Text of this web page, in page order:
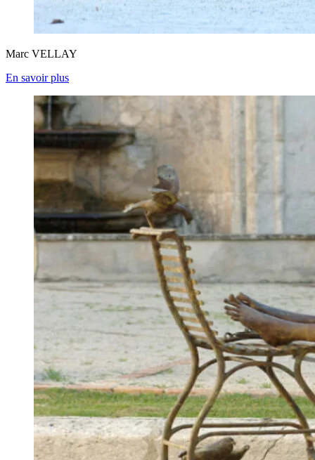
Marc VELLAY
En savoir plus